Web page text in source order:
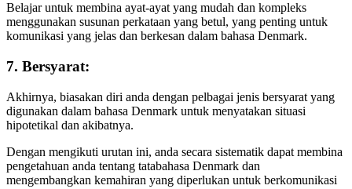
Belajar untuk membina ayat-ayat yang mudah dan kompleks
menggunakan susunan perkataan yang betul, yang penting untuk
komunikasi yang jelas dan berkesan dalam bahasa Denmark.
7. Bersyarat:
Akhirnya, biasakan diri anda dengan pelbagai jenis bersyarat yang
digunakan dalam bahasa Denmark untuk menyatakan situasi
hipotetikal dan akibatnya.
Dengan mengikuti urutan ini, anda secara sistematik dapat membina
pengetahuan anda tentang tatabahasa Denmark dan
mengembangkan kemahiran yang diperlukan untuk berkomunikasi